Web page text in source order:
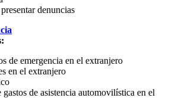
denuncias
de emergencia en el extranjero
en el extranjero
gastos de asistencia automovilística en el